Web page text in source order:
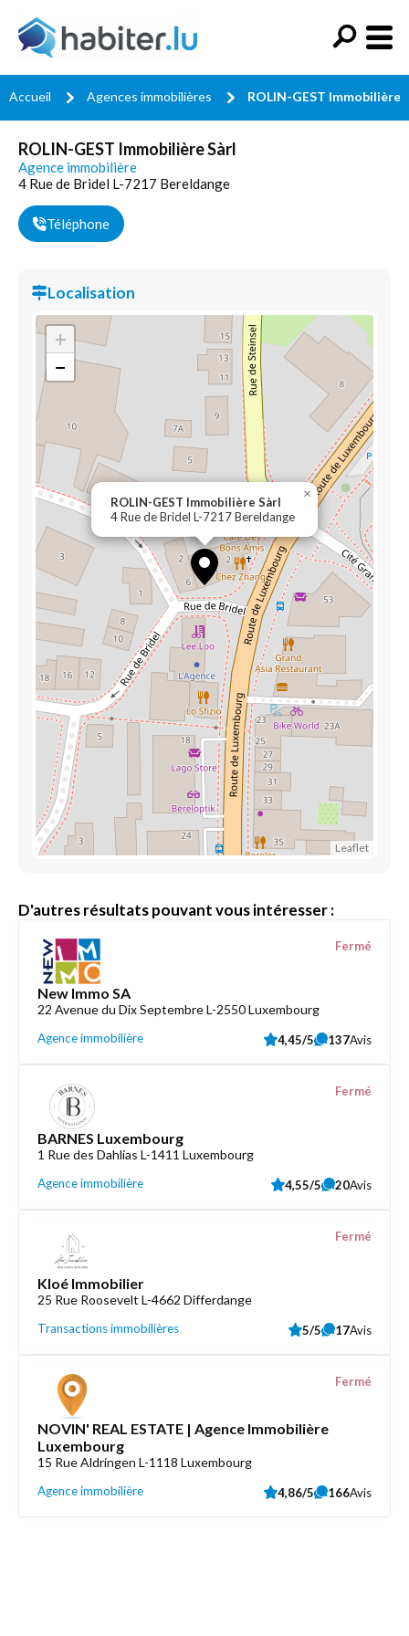
Accueil Agences immobilières ROLIN-GEST Immobilière
ROLIN-GEST Immobilière Sàrl
Agence immobilière
4 Rue de Bridel L-7217 Bereldange
Téléphone
Localisation
ROLIN-GEST Immobilière Sàrl
4 Rue de Bridel L-7217 Bereldange
×
+
−
Leaflet
D'autres résultats pouvant vous intéresser :
New Immo SA
22 Avenue du Dix Septembre L-2550 Luxembourg
Agence immobilière
Fermé
4,45/5 137Avis
BARNES Luxembourg
1 Rue des Dahlias L-1411 Luxembourg
Agence immobilière
Fermé
4,55/5 20Avis
Kloé Immobilier
25 Rue Roosevelt L-4662 Differdange
Transactions immobilières
Fermé
5/5 17Avis
NOVIN' REAL ESTATE | Agence Immobilière
Luxembourg
15 Rue Aldringen L-1118 Luxembourg
Agence immobilière
Fermé
4,86/5 166Avis